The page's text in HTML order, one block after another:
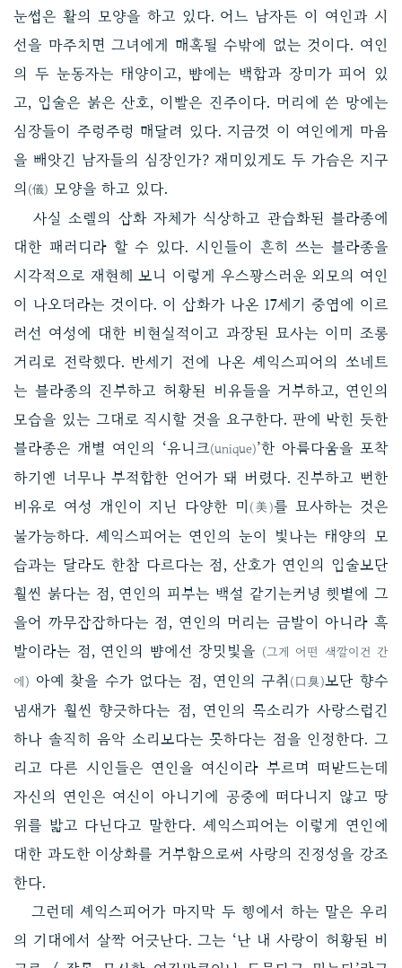
눈썹은 활의 모양을 하고 있다. 어느 남자든 이 여인과 시
선을 마주치면 그녀에게 매혹될 수밖에 없는 것이다. 여인
의 두 눈동자는 태양이고, 뺨에는 백합과 장미가 피어 있
고, 입술은 붉은 산호, 이빨은 진주이다. 머리에 쓴 망에는
심장들이 주렁주렁 매달려 있다. 지금껏 이 여인에게 마음
을 빼앗긴 남자들의 심장인가? 재미있게도 두 가슴은 지구
의 (儀) 모양을 하고 있다.
사실 소렐의 삽화 자체가 식상하고 관습화된 블라종에
대한 패러디라 할 수 있다. 시인들이 흔히 쓰는 블라종을
시각적으로 재현해 보니 이렇게 우스꽝스러운 외모의 여인
이 나오더라는 것이다. 이 삽화가 나온 17세기 중엽에 이르
러선 여성에 대한 비현실적이고 과장된 묘사는 이미 조롱
거리로 전락했다. 반세기 전에 나온 셰익스피어의 쏘네트
는 블라종의 진부하고 허황된 비유들을 거부하고, 연인의
모습을 있는 그대로 직시할 것을 요구한다. 판에 박힌 듯한
블라종은 개별 여인의 ‘유니크 (unique)’한 아름다움을 포착
하기엔 너무나 부적합한 언어가 돼 버렸다. 진부하고 뻔한
비유로 여성 개인이 지닌 다양한 미 (美)를 묘사하는 것은
불가능하다. 셰익스피어는 연인의 눈이 빛나는 태양의 모
습과는 달라도 한참 다르다는 점, 산호가 연인의 입술보단
훨씬 붉다는 점, 연인의 피부는 백설 같기는커녕 햇볕에 그
을어 까무잡잡하다는 점, 연인의 머리는 금발이 아니라 흑
발이라는 점, 연인의 뺨에선 장밋빛을
(그게 어떤 색깔이건 간
에) 아예 찾을 수가 없다는 점, 연인의 구취 (口臭)보단 향수
냄새가 훨씬 향긋하다는 점, 연인의 목소리가 사랑스럽긴
하나 솔직히 음악 소리보다는 못하다는 점을 인정한다. 그
리고 다른 시인들은 연인을 여신이라 부르며 떠받드는데
자신의 연인은 여신이 아니기에 공중에 떠다니지 않고 땅
위를 밟고 다닌다고 말한다. 셰익스피어는 이렇게 연인에
대한 과도한 이상화를 거부함으로써 사랑의 진정성을 강조
한다.
그런데 셰익스피어가 마지막 두 행에서 하는 말은 우리
의 기대에서 살짝 어긋난다. 그는 ‘난 내 사랑이 허황된 비